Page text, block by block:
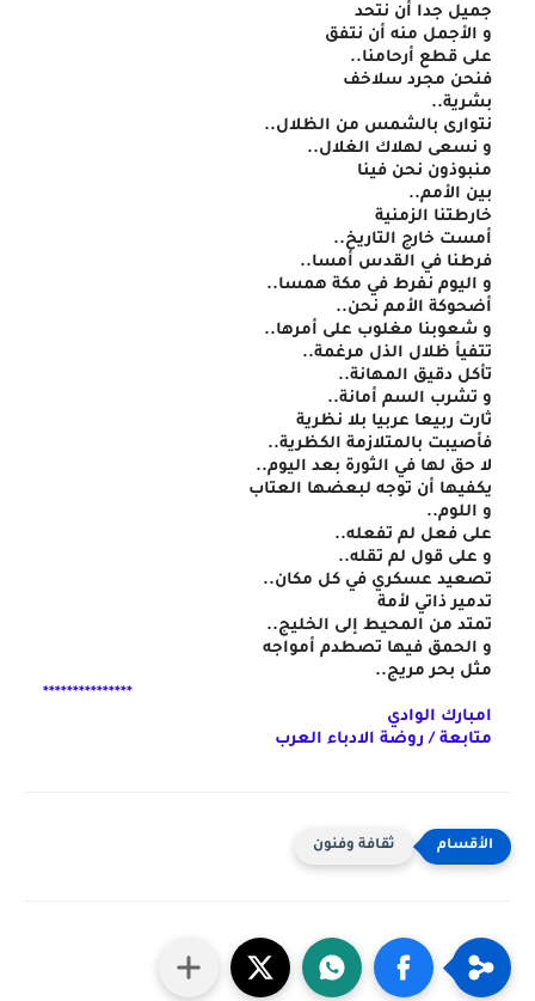
جميل جدا أن نتحد
و الأجمل منه أن نتفق
على قطع أرحامنا..
فنحن مجرد سلاخف
بشرية..
نتوارى بالشمس من الظلال..
و نسعى لهلاك الغلال..
منبوذون نحن فينا
بين الأمم..
خارطتنا الزمنية
أمست خارج التاريخ..
فرطنا في القدس أمسا..
و اليوم نفرط في مكة همسا..
أضحوكة الأمم نحن..
و شعوبنا مغلوب على أمرها..
تتفيأ ظلال الذل مرغمة..
تأكل دقيق المهانة..
و تشرب السم أمانة..
ثارت ربيعا عربيا بلا نظرية
فأصيبت بالمتلازمة الكظرية..
لا حق لها في الثورة بعد اليوم..
يكفيها أن توجه لبعضها العتاب
و اللوم..
على فعل لم تفعله..
و على قول لم تقله..
تصعيد عسكري في كل مكان..
تدمير ذاتي لأمة
تمتد من المحيط إلى الخليج..
و الحمق فيها تصطدم أمواجه
مثل بحر مريج..
***************
امبارك الوادي
متابعة / روضة الادباء العرب
ثقافة وفنون